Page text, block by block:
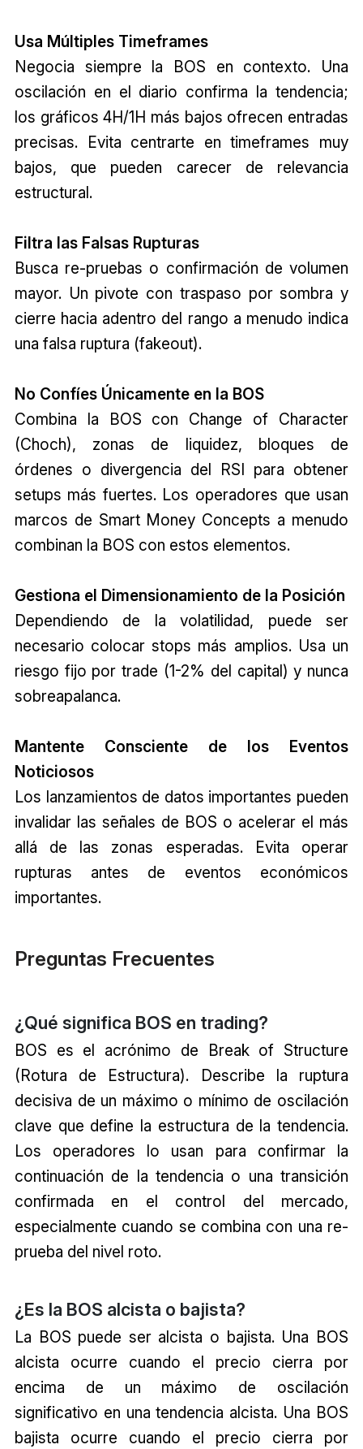
Usa Múltiples Timeframes
Negocia siempre la BOS en contexto. Una
oscilación en el diario confirma la tendencia;
los gráficos 4H/1H más bajos ofrecen entradas
precisas. Evita centrarte en timeframes muy
bajos, que pueden carecer de relevancia
estructural.
Filtra las Falsas Rupturas
Busca re-pruebas o confirmación de volumen
mayor. Un pivote con traspaso por sombra y
cierre hacia adentro del rango a menudo indica
una falsa ruptura (fakeout).
No Confíes Únicamente en la BOS
Combina la BOS con Change of Character
(Choch), zonas de liquidez, bloques de
órdenes o divergencia del RSI para obtener
setups más fuertes. Los operadores que usan
marcos de Smart Money Concepts a menudo
combinan la BOS con estos elementos.
Gestiona el Dimensionamiento de la Posición
Dependiendo de la volatilidad, puede ser
necesario colocar stops más amplios. Usa un
riesgo fijo por trade (1-2% del capital) y nunca
sobreapalanca.
Mantente Consciente de los Eventos
Noticiosos
Los lanzamientos de datos importantes pueden
invalidar las señales de BOS o acelerar el más
allá de las zonas esperadas. Evita operar
rupturas antes de eventos económicos
importantes.
Preguntas Frecuentes
¿Qué significa BOS en trading?
BOS es el acrónimo de Break of Structure
(Rotura de Estructura). Describe la ruptura
decisiva de un máximo o mínimo de oscilación
clave que define la estructura de la tendencia.
Los operadores lo usan para confirmar la
continuación de la tendencia o una transición
confirmada en el control del mercado,
especialmente cuando se combina con una re-
prueba del nivel roto.
¿Es la BOS alcista o bajista?
La BOS puede ser alcista o bajista. Una BOS
alcista ocurre cuando el precio cierra por
encima de un máximo de oscilación
significativo en una tendencia alcista. Una BOS
bajista ocurre cuando el precio cierra por